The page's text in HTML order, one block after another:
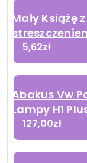
Mały Książę
5,62zł
Abakus Vw
Lampy H1
127,00zł